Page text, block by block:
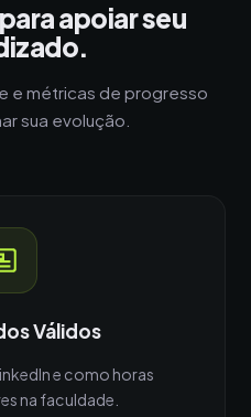
apoiar seu
e métricas de progresso
sua evolução.
Válidos
e como horas
na faculdade.